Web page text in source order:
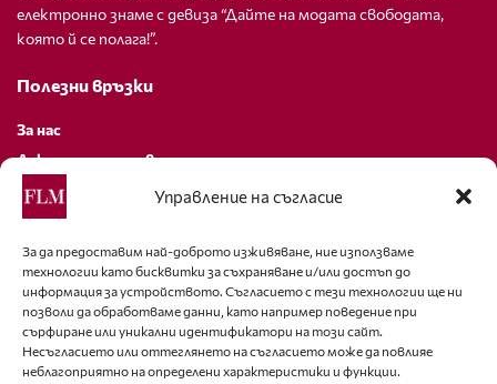
Управление на съгласие
За да предоставим най-доброто изживяване, ние използваме
технологии като бисквитки за съхраняване и/или достъп до
информация за устройството. Съгласието с тези технологии ще ни
позволи да обработваме данни, като например поведение при
сърфиране или уникални идентификатори на този сайт.
Несъгласието или оттеглянето на съгласието може да повлияе
неблагоприятно на определени характеристики и функции.
електронно знаме с девиза “Дайте на модата свободата,
която й се полага!”.
Полезни връзки
За нас
Декларация за поверителност
Политика за бисквитки
За контакти
editor@fashion-lifestyle.net
+359 88 227 33 47
Последвайте ни